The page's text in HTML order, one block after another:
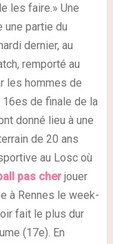
les faire.» Une
une partie du
dernier, au
remporté au
les hommes de
16es de finale de la
donné lieu à une
de 20 ans
au Losc où
pas cherjouer
à Rennes le week-
fait le plus dur
(17e). En